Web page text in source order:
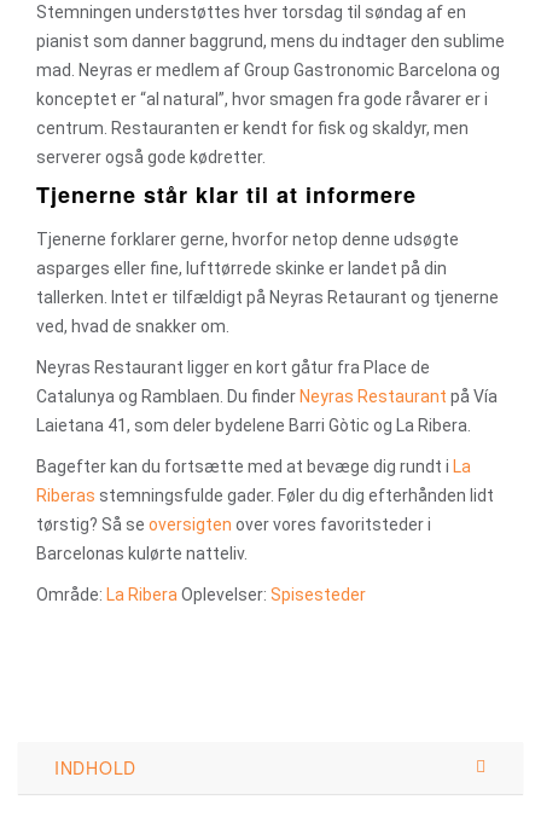
Stemningen understøttes hver torsdag til søndag af en
pianist som danner baggrund, mens du indtager den sublime
mad. Neyras er medlem af Group Gastronomic Barcelona og
konceptet er “al natural”, hvor smagen fra gode råvarer er i
centrum. Restauranten er kendt for fisk og skaldyr, men
serverer også gode kødretter.
Tjenerne står klar til at informere
Tjenerne forklarer gerne, hvorfor netop denne udsøgte
asparges eller fine, lufttørrede skinke er landet på din
tallerken. Intet er tilfældigt på Neyras Retaurant og tjenerne
ved, hvad de snakker om.
Neyras Restaurant ligger en kort gåtur fra Place de
Catalunya og Ramblaen. Du finder Neyras Restaurant på Vía
Laietana 41, som deler bydelene Barri Gòtic og La Ribera.
Bagefter kan du fortsætte med at bevæge dig rundt i La
Riberas stemningsfulde gader. Føler du dig efterhånden lidt
tørstig? Så se oversigten over vores favoritsteder i
Barcelonas kulørte natteliv.
Område: La Ribera Oplevelser: Spisesteder
INDHOLD